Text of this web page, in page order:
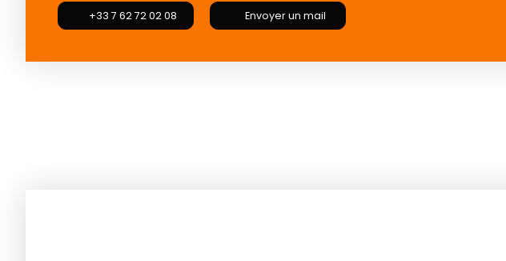
+33 7 62 72 02 08 Envoyer un mail